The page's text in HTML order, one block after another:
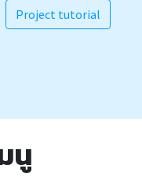
Project tutorial
นู